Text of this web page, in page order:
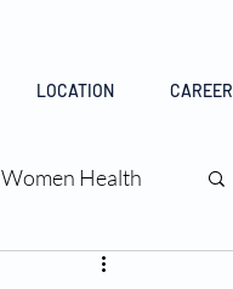
LOCATION CAREER
Women Health